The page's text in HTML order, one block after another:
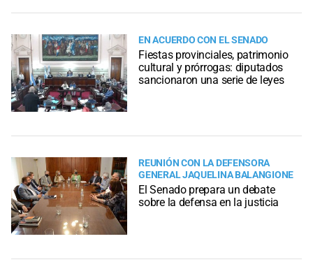
EN ACUERDO CON EL SENADO
Fiestas provinciales, patrimonio
cultural y prórrogas: diputados
sancionaron una serie de leyes
REUNIÓN CON LA DEFENSORA
GENERAL JAQUELINA BALANGIONE
El Senado prepara un debate
sobre la defensa en la justicia